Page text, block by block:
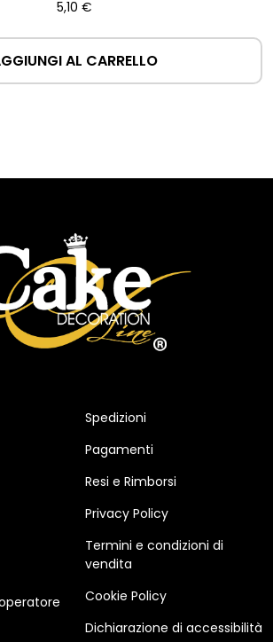
5,10 €
AL CARRELLO
Spedizioni
Pagamenti
Resi e Rimborsi
Privacy Policy
Termini e condizioni di
vendita
Cookie Policy
Dichiarazione di accessibilità